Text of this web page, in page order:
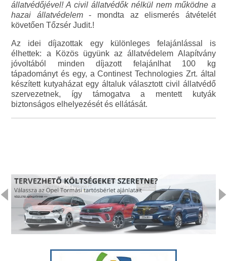
állatvédőjével! A civil állatvédők nélkül nem működne a
hazai állatvédelem- mondta az elismerés átvételét
követően Tőzsér Judit.!
Az idei díjazottak egy különleges felajánlással is
élhettek: a Közös ügyünk az állatvédelem Alapítvány
jóvoltából minden díjazott felajánlhat 100 kg
tápadományt és egy, a Continest Technologies Zrt. által
készített kutyaházat egy általuk választott civil állatvédő
szervezetnek, így támogatva a mentett kutyák
biztonságos elhelyezését és ellátását.